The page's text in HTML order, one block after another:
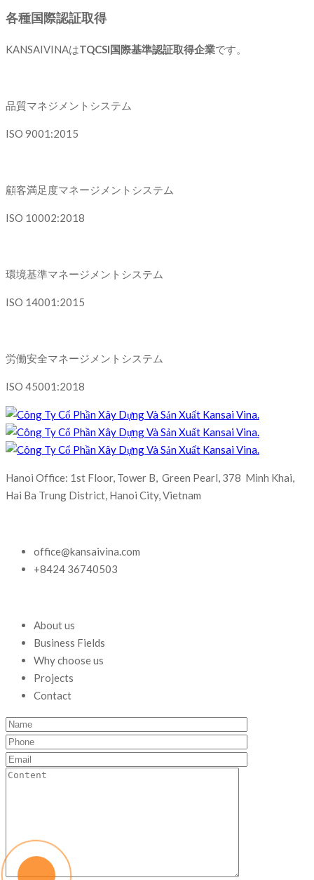
各種国際認証取得
KANSAIVINAはTQCSI国際基準認証取得企業です。
品質マネジメントシステム
ISO 9001:2015
顧客満足度マネージメントシステム
ISO 10002:2018
環境基準マネージメントシステム
ISO 14001:2015
労働安全マネージメントシステム
ISO 45001:2018
Hanoi Office: 1st Floor, Tower B, Green Pearl, 378 Minh Khai,
Hai Ba Trung District, Hanoi City, Vietnam
office@kansaivina.com
+8424 36740503
About us
Business Fields
Why choose us
Projects
Contact